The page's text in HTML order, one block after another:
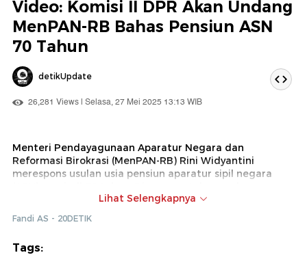
ini
Video: Komisi II DPR Akan Undang
MenPAN-RB Bahas Pensiun ASN
70 Tahun
detikUpdate
26,281 Views | Selasa, 27 Mei 2025 13:13 WIB
Menteri Pendayagunaan Aparatur Negara dan
Reformasi Birokrasi (MenPAN-RB) Rini Widyantini
merespons usulan usia pensiun aparatur sipil negara
pertimbangan sejumlah aspek dalam menindaklanjuti
usulan tersebut.
Lihat Selengkapnya
Fandi AS - 20DETIK
Tags: